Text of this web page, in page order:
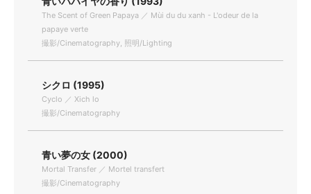
The Scent of Green Papaya ／ Mùi du du xanh - L'odeur de la
papaye verte
撮影/Cinematography, 照明/Lighting
シクロ (1995)
Cyclo ／ Xich lo
撮影/Cinematography
青い夢の女 (2000)
Mortal Transfer ／ Mortel transfert
撮影/Cinematography